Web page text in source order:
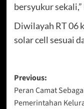
bersyukur
Diwilayah RT 06
solar cell sesuai
Post
navigation
Previous:
Peran Camat
Pemerintahan